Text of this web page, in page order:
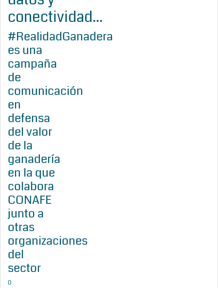
conectividad...
#RealidadGanadera
es una
campaña
de
comunicación
en
defensa
del valor
de la
ganadería
en la que
colabora
CONAFE
junto a
otras
organizaciones
del
sector
0